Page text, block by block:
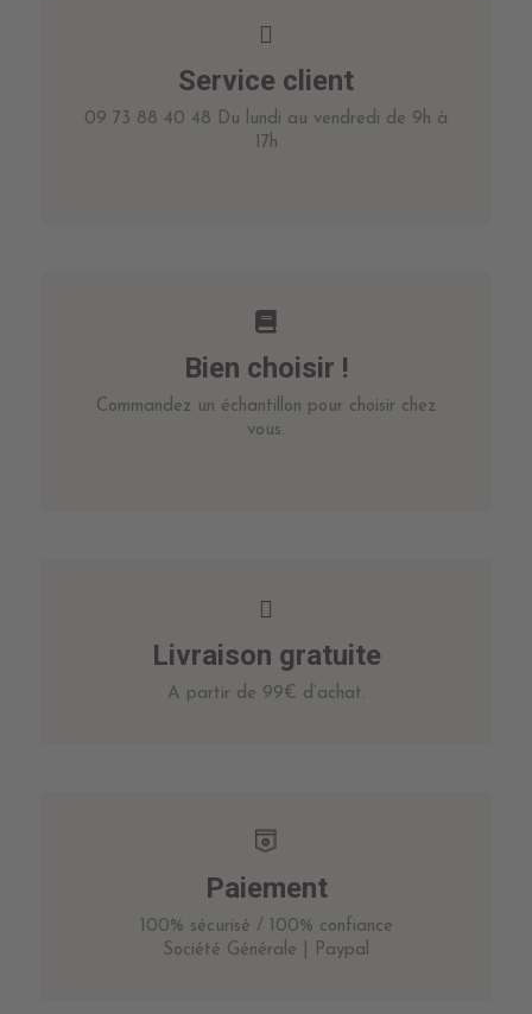
Service client
09 73 88 40 48 Du lundi au vendredi de 9h à
17h
Bien choisir !
Commandez un échantillon pour choisir chez
vous.
Livraison gratuite
A partir de 99€ d’achat.
Paiement
100% sécurisé / 100% confiance
Société Générale | Paypal